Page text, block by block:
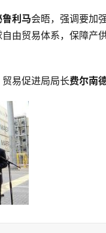
鲁利马会晤，强调要加
由贸易体系，保障产
贸易促进局局长费尔南